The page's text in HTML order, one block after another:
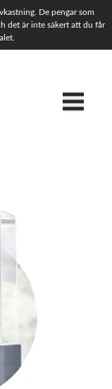
De pengar som
det är inte säkert att du får